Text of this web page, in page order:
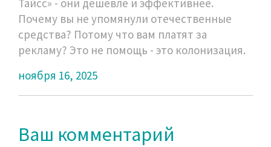
Почему вы не упомянули отечественные
средства? Потому что вам платят за
рекламу? Это не помощь - это колонизация.
ноября 16, 2025
Ваш комментарий